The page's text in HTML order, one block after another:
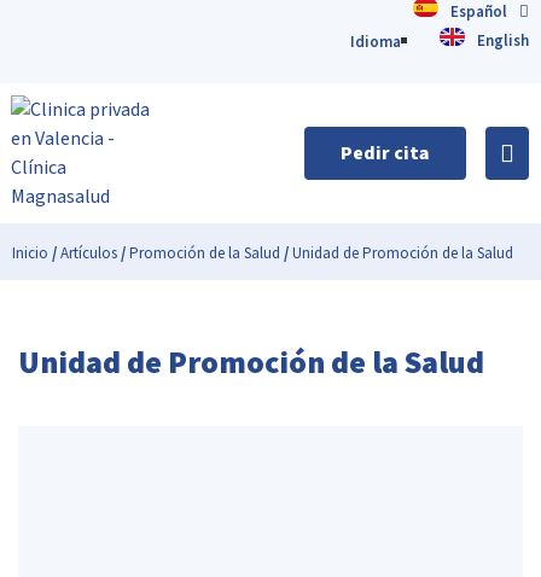
Español
English
Idioma
Pedir cita
Inicio /Artículos/Promoción de la Salud /Unidad de Promoción de la Salud
Unidad de Promoción de la Salud